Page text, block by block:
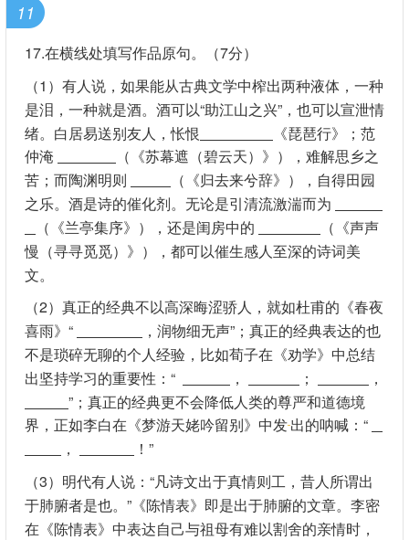
11
17.在横线处填写作品原句。（7分）
（1）有人说，如果能从古典文学中榨出两种液体，一种
是泪，一种就是酒。酒可以“助江山之兴”，也可以宣泄情
绪。白居易送别友人，怅恨
《琵琶行》；范
仲淹
（《苏幕遮（碧云天）》），难解思乡之
苦；而陶渊明则
（《归去来兮辞》），自得田园
之乐。酒是诗的催化剂。无论是引清流激湍而为
（《兰亭集序》），还是闺房中的
（《声声
慢（寻寻觅觅）》），都可以催生感人至深的诗词美
文。
（2）真正的经典不以高深晦涩骄人，就如杜甫的《春夜
喜雨》“
，润物细无声”；真正的经典表达的也
不是琐碎无聊的个人经验，比如荀子在《劝学》中总结
出坚持学习的重要性：“
， ；
，
”；真正的经典更不会降低人类的尊严和道德境
界，正如李白在《梦游天姥吟留别》中发出的呐喊：“
，
！”
（3）明代有人说：“凡诗文出于真情则工，昔人所谓出
于肺腑者是也。”《陈情表》即是出于肺腑的文章。李密
在《陈情表》中表达自己与祖母有难以割舍的亲情时，